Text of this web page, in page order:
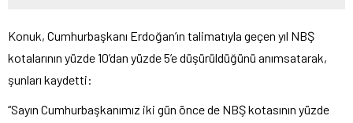
Konuk, Cumhurbaşkanı Erdoğan’ın talimatıyla geçen yıl NBŞ
kotalarının yüzde 10’dan yüzde 5’e düşürüldüğünü anımsatarak,
şunları kaydetti:
“Sayın Cumhurbaşkanımız iki gün önce de NBŞ kotasının yüzde